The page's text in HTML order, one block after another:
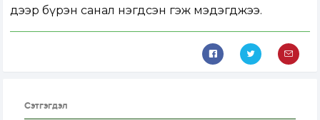
дээр бүрэн санал нэгдсэн гэж мэдэгджээ.
Сэтгэгдэл